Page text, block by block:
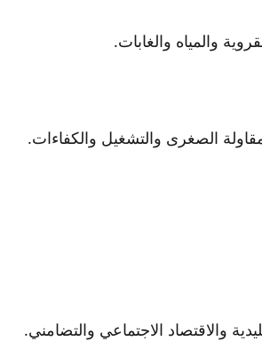
والمياه والغابات.
الصغرى والتشغيل والكفاءات.
والاقتصاد الاجتماعي والتضامني.